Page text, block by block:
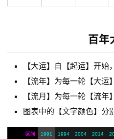
服
务
百年
【大运】自【起运】开始
【流年】为每一轮【大运
【流月】为每一轮【流年
图表中的【文字颜色】分
区间 1991 1994 2004 2014